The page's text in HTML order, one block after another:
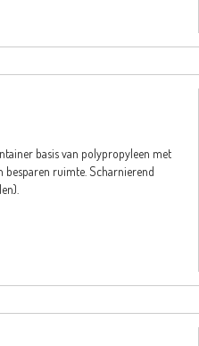
basis van polypropyleen met
besparen ruimte. Scharnierend